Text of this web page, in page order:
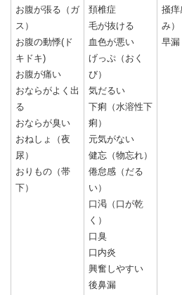
お腹が張る（ガ
ス）
お腹の動悸(ド
キドキ)
お腹が痛い
おならがよく出
る
おならが臭い
おねしょ（夜
尿）
おりもの（帯
下）
頚椎症
毛が抜ける
血色が悪い
げっぷ（おく
び）
気だるい
下痢（水溶性下
痢）
元気がない
健忘（物忘れ）
倦怠感（だる
い）
口渇（口が乾
く）
口臭
口内炎
興奮しやすい
後鼻漏
掻痒
み）
早漏